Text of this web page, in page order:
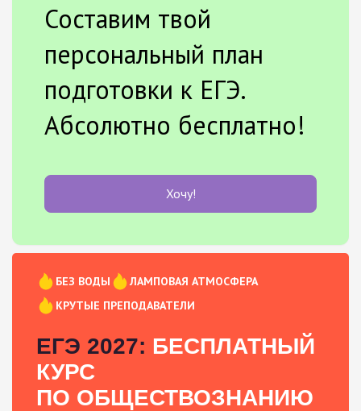
Составим твой
персональный план
подготовки к ЕГЭ.
Абсолютно бесплатно!
Хочу!
БЕЗ ВОДЫ
ЛАМПОВАЯ АТМОСФЕРА
КРУТЫЕ ПРЕПОДАВАТЕЛИ
ЕГЭ 2027: БЕСПЛАТНЫЙ
КУРС
ПО ОБЩЕСТВОЗНАНИЮ